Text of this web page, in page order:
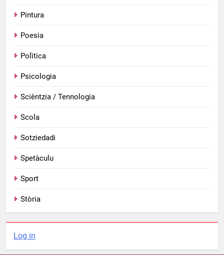
Pintura
Poesia
Polìtica
Psicologia
Scièntzia / Tennologia
Scola
Sotziedadi
Spetàculu
Sport
Stòria
Log in